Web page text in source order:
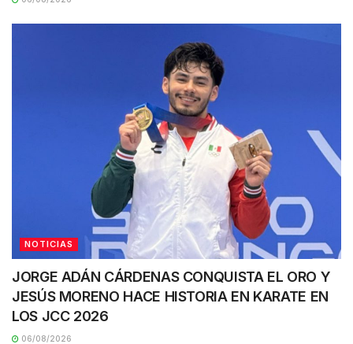
NOTICIAS
JORGE ADÁN CÁRDENAS CONQUISTA EL ORO Y
JESÚS MORENO HACE HISTORIA EN KARATE EN
LOS JCC 2026
06/08/2026